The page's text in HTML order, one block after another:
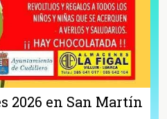
2026 en San Martín